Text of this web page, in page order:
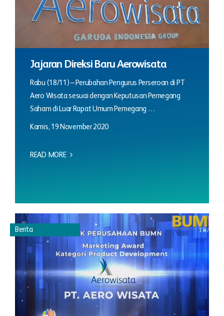
Jajaran Direksi Baru Aerowisata
Rabu (18/11) – Perubahan Pengurus Perseroan di PT
Aero Wisata sesuai dengan Keputusan Pemegang
Saham di Luar Rapat Umum Pemegang …
Kamis, 19 November 2020
READ MORE
Berita